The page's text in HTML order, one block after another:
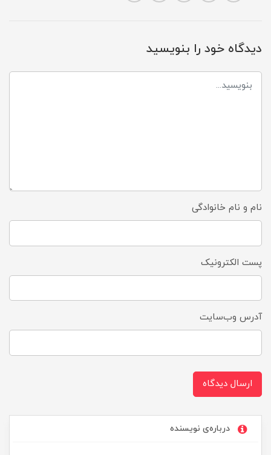
دیدگاه خود را بنویسید
نام و نام خانوادگی
پست الکترونیک
آدرس وب‌سایت
ارسال دیدگاه
درباره‌ی نویسنده